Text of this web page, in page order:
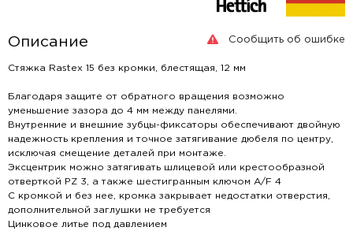
Сообщить об ошибке
Описание
Стяжка Rastex 15 без кромки, блестящая, 12 мм
Благодаря защите от обратного вращения возможно
уменьшение зазора до 4 мм между панелями.
Внутренние и внешние зубцы-фиксаторы обеспечивают двойную
надежность крепления и точное затягивание дюбеля по центру,
исключая смещение деталей при монтаже.
Эксцентрик можно затягивать шлицевой или крестообразной
отверткой PZ 3, а также шестигранным ключом A/F 4
С кромкой и без нее, кромка закрывает недостатки отверстия,
дополнительной заглушки не требуется
Цинковое литье под давлением